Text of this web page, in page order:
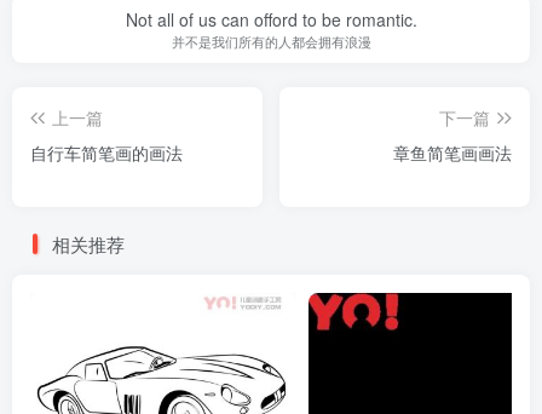
Not all of us can offord to be romantic.
并不是我们所有的人都会拥有浪漫
上一篇
自行车简笔画的画法
下一篇
章鱼简笔画画法
相关推荐